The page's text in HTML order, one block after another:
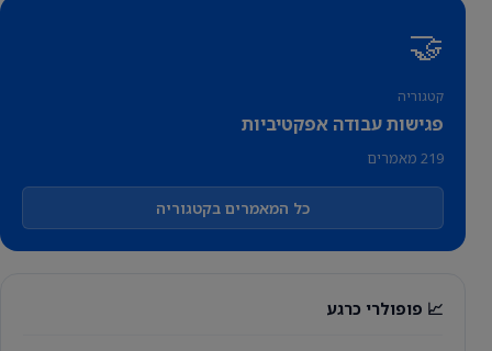
🤝
קטגוריה
פגישות עבודה אפקטיביות
219 מאמרים
כל המאמרים בקטגוריה
📈 פופולרי כרגע